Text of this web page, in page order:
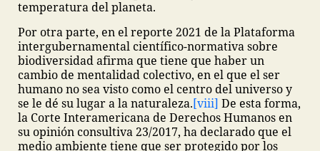
temperatura del planeta.
Por otra parte, en el reporte 2021 de la Plataforma
intergubernamental científico-normativa sobre
biodiversidad afirma que tiene que haber un
cambio de mentalidad colectivo, en el que el ser
humano no sea visto como el centro del universo y
se le dé su lugar a la naturaleza.[viii] De esta forma,
la Corte Interamericana de Derechos Humanos en
su opinión consultiva 23/2017, ha declarado que el
medio ambiente tiene que ser protegido por los